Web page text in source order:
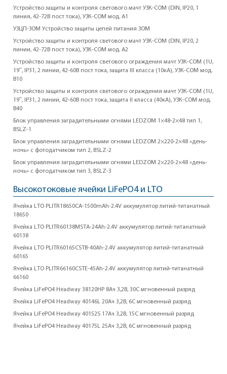
Устройство защиты и контроля светового мачт УЗК-СОМ (DIN, IP20, 1
линия, 42-72В пост тока), УЗК-СОМ мод. A1
УЗЦП-ЗОМ Устройство защиты цепей питания ЗОМ
Устройство защиты и контроля светового мачт УЗК-СОМ (DIN, IP20, 2
линии, 42-72В пост тока), УЗК-СОМ мод. A2
Устройство защиты и контроля светового ограждения мачт УЗК-СОМ (1U,
19″, IP31, 2 линии, 42-60В пост тока, защита III класса (10кА), УЗК-СОМ мод.
В10
Устройство защиты и контроля светового ограждения мачт УЗК-СОМ (1U,
19″, IP31, 2 линии, 42-60В пост тока, защита II класса (40кА), УЗК-СОМ мод.
В40
Блок управления заградительными огнями LEDZOM 1×48-2×48 тип 1,
BSLZ-1
Блок управления заградительными огнями LEDZOM 2×220-2×48 «день-
ночь» с фотодатчиком тип 2, BSLZ-2
Блок управления заградительными огнями LEDZOM 2×220-2×48 «день-
ночь» с фотодатчиком тип 3, BSLZ-3
Высокотоковые ячейки LiFePO4 и LTO
Ячейка LTO PLITR18650CA-1500mAh-2.4V аккумулятор литий-титанатный
18650
Ячейка LTO PLITR60138MSTA-24Ah-2.4V аккумулятор литий-титанатный
60138
Ячейка LTO PLITR60165CSTB-40Ah-2.4V аккумулятор литий-титанатный
60165
Ячейка LTO PLITR66160CSTE-45Ah-2.4V аккумулятор литий-титанатный
66160
Ячейка LiFePO4 Headway 38120HP 8Ач 3,2В, 30С мгновенный разряд
Ячейка LiFePO4 Headway 40146L 20Ач 3,2В, 6С мгновенный разряд
Ячейка LiFePO4 Headway 40152S 17Ач 3,2В, 15С мгновенный разряд
Ячейка LiFePO4 Headway 40175L 25Ач 3,2В, 6С мгновенный разряд